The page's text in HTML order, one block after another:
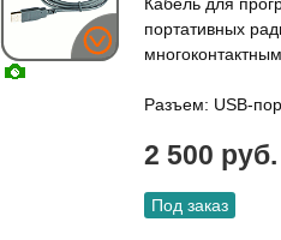
портативных
Разъем: USB-
2 500 руб.
Под заказ